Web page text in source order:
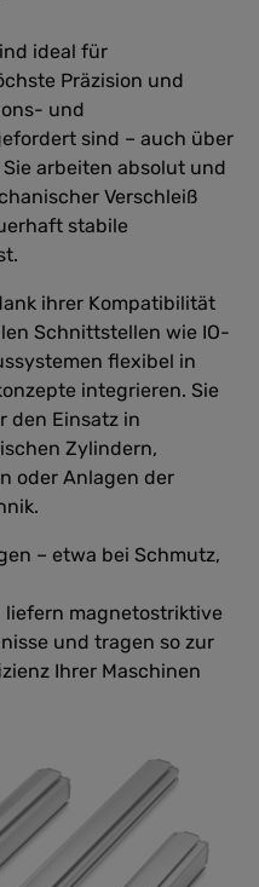
ideal für
Präzision und
und
sind – auch über
arbeiten absolut und
Verschleiß
stabile
ihrer Kompatibilität
Schnittstellen wie IO-
flexibel in
integrieren. Sie
den Einsatz in
Zylindern,
oder Anlagen der
– etwa bei Schmutz,
liefern magnetostriktive
und tragen so zur
Ihrer Maschinen